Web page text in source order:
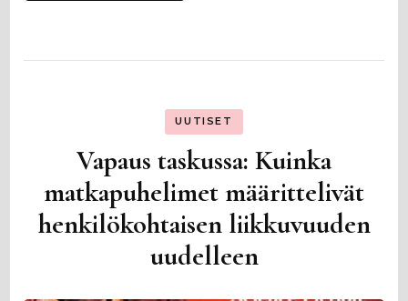
UUTISET
Vapaus taskussa: Kuinka
matkapuhelimet määrittelivät
henkilökohtaisen liikkuvuuden
uudelleen